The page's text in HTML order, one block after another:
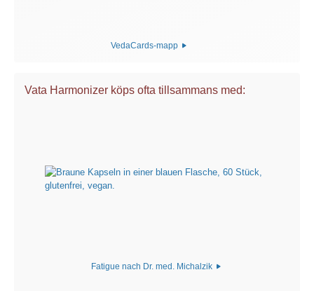
VedaCards-mapp
Vata Harmonizer köps ofta tillsammans med:
Fatigue nach Dr. med. Michalzik